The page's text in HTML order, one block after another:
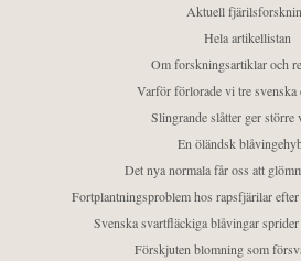
Aktuell
Hela artikellistan
Om forskningsartiklar och
Varför förlorade vi tre svenska
Slingrande slåtter ger större
En öländsk
Det nya normala får oss att
Fortplantningsproblem hos rapsfjärilar
Svenska svartfläckiga blåvingar
Förskjuten blomning som